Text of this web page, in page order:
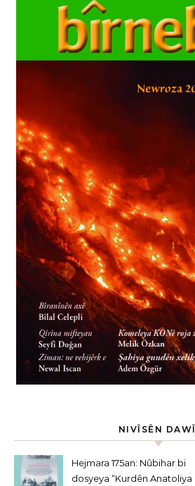
NIVÎSÊN DAWÎ
Hejmara 175an: Nûbihar bi
dosyeya “Kurdên Anatoliya